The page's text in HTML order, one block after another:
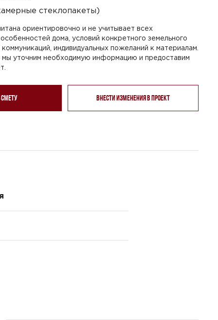
стеклопакеты)
ориентировочно и не учитывает всех
дома, условий конкретного земельного
коммуникаций, индивидуальных пожеланий к материалам.
мы уточним необходимую информацию и предоставим
смету Внести изменения в проект